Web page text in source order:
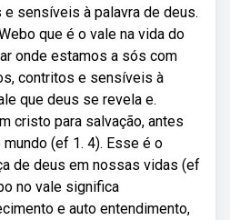
sensíveis à palavra de deus.
que é o vale na vida do
onde estamos a sós com
contritos e sensíveis à
que deus se revela e.
cristo para salvação, antes
(ef 1. 4). Esse é o
de deus em nossas vidas (ef
no vale significa
e auto entendimento,